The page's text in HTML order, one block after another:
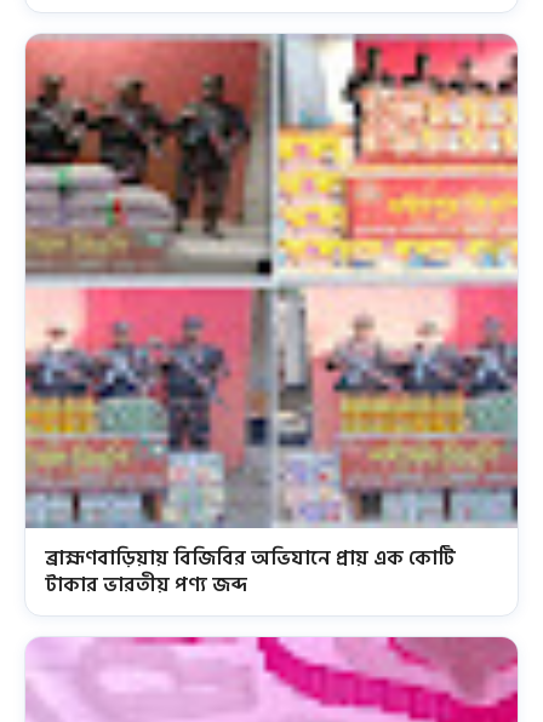
ব্রাহ্মণবাড়িয়ায় বিজিবির অভিযানে প্রায় এক কোটি
টাকার ভারতীয় পণ্য জব্দ